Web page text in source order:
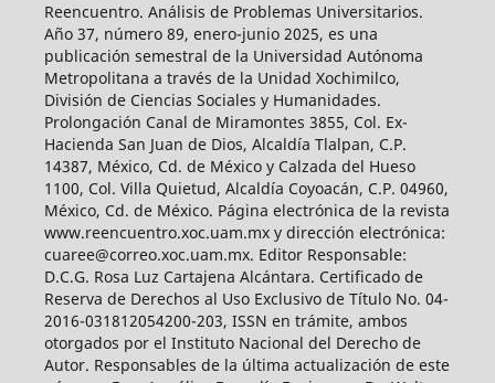
Reencuentro. Análisis de Problemas Universitarios.
Año 37, número 89, enero-junio 2025, es una
publicación semestral de la Universidad Autónoma
Metropolitana a través de la Unidad Xochimilco,
División de Ciencias Sociales y Humanidades.
Prolongación Canal de Miramontes 3855, Col. Ex-
Hacienda San Juan de Dios, Alcaldía Tlalpan, C.P.
14387, México, Cd. de México y Calzada del Hueso
1100, Col. Villa Quietud, Alcaldía Coyoacán, C.P. 04960,
México, Cd. de México. Página electrónica de la revista
www.reencuentro.xoc.uam.mx y dirección electrónica:
cuaree@correo.xoc.uam.mx. Editor Responsable:
D.C.G. Rosa Luz Cartajena Alcántara. Certificado de
Reserva de Derechos al Uso Exclusivo de Título No. 04-
2016-031812054200-203, ISSN en trámite, ambos
otorgados por el Instituto Nacional del Derecho de
Autor. Responsables de la última actualización de este